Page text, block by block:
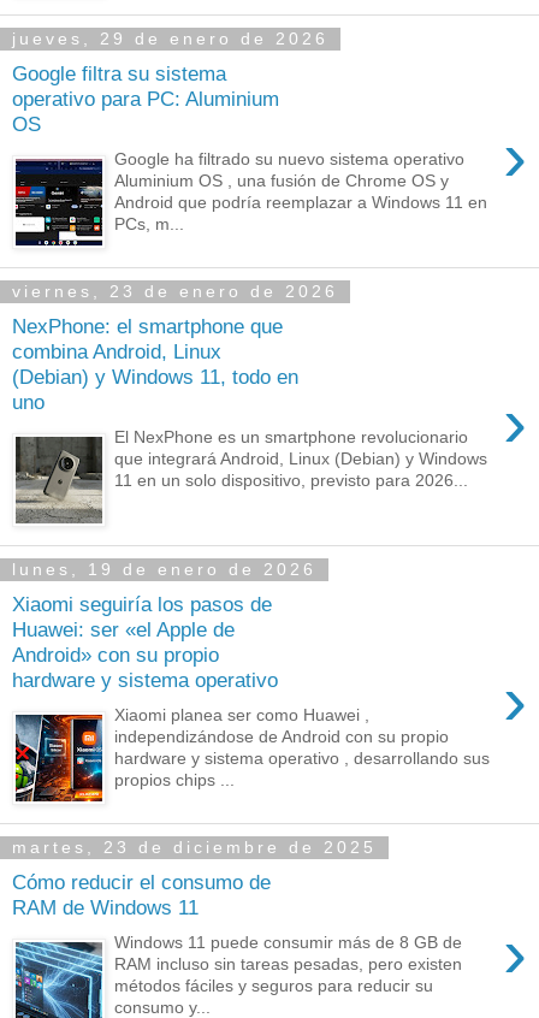
jueves, 29 de enero de 2026
Google filtra su sistema
operativo para PC: Aluminium
OS
›
Google ha filtrado su nuevo sistema operativo
Aluminium OS , una fusión de Chrome OS y
Android que podría reemplazar a Windows 11 en
PCs, m...
viernes, 23 de enero de 2026
NexPhone: el smartphone que
combina Android, Linux
(Debian) y Windows 11, todo en
uno
›
El NexPhone es un smartphone revolucionario
que integrará Android, Linux (Debian) y Windows
11 en un solo dispositivo, previsto para 2026...
lunes, 19 de enero de 2026
Xiaomi seguiría los pasos de
Huawei: ser «el Apple de
Android» con su propio
hardware y sistema operativo
›
Xiaomi planea ser como Huawei ,
independizándose de Android con su propio
hardware y sistema operativo , desarrollando sus
propios chips ...
martes, 23 de diciembre de 2025
Cómo reducir el consumo de
RAM de Windows 11
›
Windows 11 puede consumir más de 8 GB de
RAM incluso sin tareas pesadas, pero existen
métodos fáciles y seguros para reducir su
consumo y...